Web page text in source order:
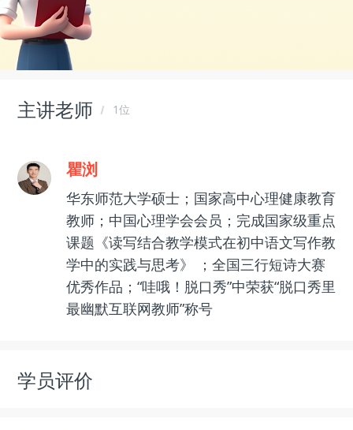
主讲老师 1位
瞿浏
华东师范大学硕士；国家高中心理健康教育
教师；中国心理学会会员；完成国家级重点
课题《读写结合教学模式在初中语文写作教
学中的实践与思考》 ；全国三行短诗大赛
优秀作品；“哇哦！脱口秀”中荣获“脱口秀里
最幽默互联网教师”称号
学员评价